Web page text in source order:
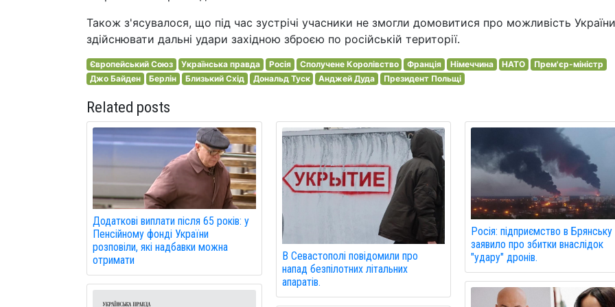
Також з'ясувалося, що під час зустрічі учасники не змогли домовитися про можливість України
здійснювати дальні удари західною зброєю по російській території.
Європейський Союз Українська правда Росія Сполучене Королівство Франція Німеччина НАТО
Прем'єр-міністр
Джо Байден
Берлін Близький Схід Дональд Туск Анджей Дуда Президент Польщі
Related posts
Додаткові виплати після 65 років: у
Пенсійному фонді України
розповіли, які надбавки можна
отримати
В Севастополі повідомили про
напад безпілотних літальних
апаратів.
Росія: підприємство в Брянську
заявило про збитки внаслідок
"удару" дронів.